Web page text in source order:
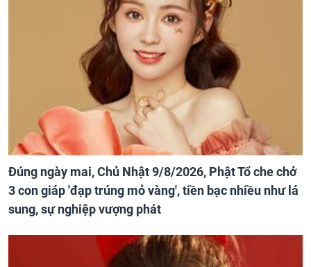
Đúng ngày mai, Chủ Nhật 9/8/2026, Phật Tổ che chở
3 con giáp 'đạp trúng mỏ vàng', tiền bạc nhiều như lá
sung, sự nghiệp vượng phát